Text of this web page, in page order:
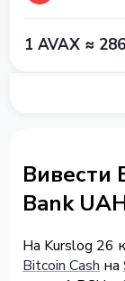
1 AVAX ≈
Вивести
Bank
На Kurslog 26
Bitcoin Cash на